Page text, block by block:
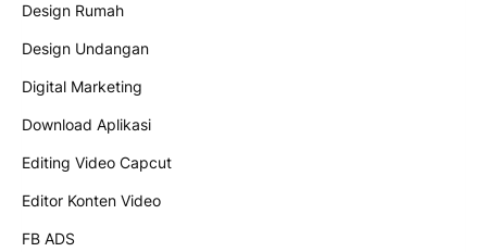
Design Rumah
Design Undangan
Digital Marketing
Download Aplikasi
Editing Video Capcut
Editor Konten Video
FB ADS